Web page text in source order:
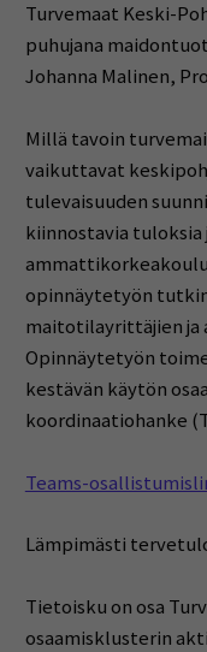
Turvemaat Keski-
puhujana
Johanna Malinen,
Millä tavoin
vaikuttavat
tulevaisuuden
kiinnostavia tuloksia
opinnäytetyön
maitotilayrittäjien ja
Opinnäytetyön
kestävän käytön
koordinaatiohanke
Teams-
Lämpimästi
Tietoisku on osa
osaamisklusterin